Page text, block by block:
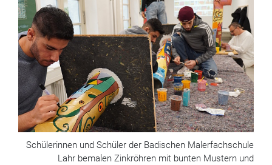
Schülerinnen und Schüler der Badischen Malerfachschule
Lahr bemalen Zinkröhren mit bunten Mustern und